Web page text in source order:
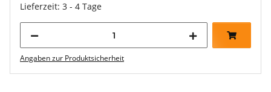
Lieferzeit: 3 - 4 Tage
Angaben zur Produktsicherheit